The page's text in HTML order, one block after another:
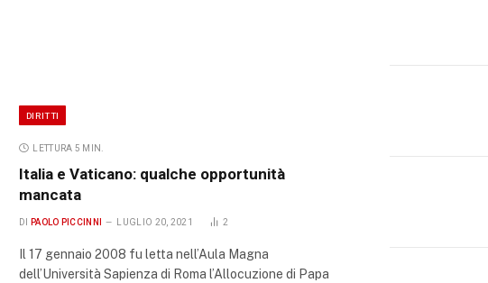
DIRITTI
LETTURA 5 MIN.
Italia e Vaticano: qualche opportunità
mancata
DI PAOLO PICCINNI LUGLIO 20, 2021 2
Il 17 gennaio 2008 fu letta nell’Aula Magna
dell’Università Sapienza di Roma l’Allocuzione di Papa